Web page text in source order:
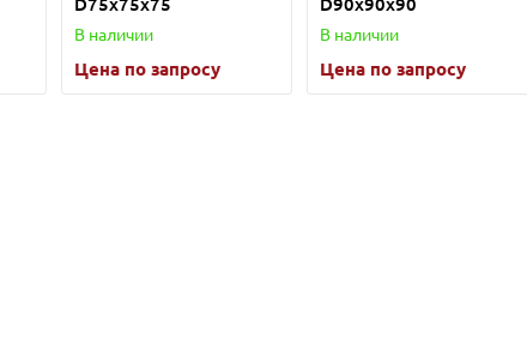
D75х75х75
В наличии
Цена по запросу
D90х90х90
В наличии
Цена по запросу